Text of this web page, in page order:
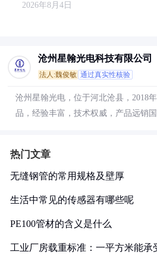
2026年8月4日
沧州星翰光电科技有限公司
法人:魏俊敏 通过真实性核验
沧州星翰光电，位于河北沧县，2018
品，经验丰富，技术权威，产品远销国
热门文章
无缝钢管的常用规格及壁厚
生活中常见的传感器有哪些呢
PE100管材的含义是什么
工业厂房载重标准：一平方米能承